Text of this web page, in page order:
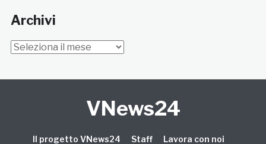
Archivi
Archivi
VNews24
Il progetto VNews24 Staff Lavora con noi